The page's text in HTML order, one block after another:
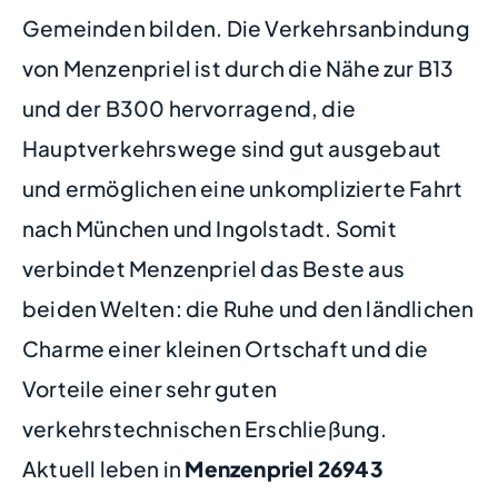
Gemeinden bilden. Die Verkehrsanbindung
von Menzenpriel ist durch die Nähe zur B13
und der B300 hervorragend, die
Hauptverkehrswege sind gut ausgebaut
und ermöglichen eine unkomplizierte Fahrt
nach München und Ingolstadt. Somit
verbindet Menzenpriel das Beste aus
beiden Welten: die Ruhe und den ländlichen
Charme einer kleinen Ortschaft und die
Vorteile einer sehr guten
verkehrstechnischen Erschließung.
Aktuell leben in Menzenpriel 26943